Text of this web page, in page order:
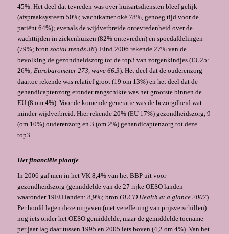
45%. Het deel dat tevreden was over huisartsdiensten bleef gelijk
(afspraaksysteem 50%; wachtkamer oké 78%, genoeg tijd voor de
patiënt 64%); evenals de wijdverbreide ontevredenheid over de
wachttijden in ziekenhuizen (82% ontevreden) en spoedafdelingen
(79%; bron social trends 38). Eind 2006 rekende 27% van de
bevolking de gezondheidszorg tot de top3 van zorgenkindjes (EU25:
26%; Eurobarometer 273, wave 66.3). Het deel dat de ouderenzorg
daartoe rekende was relatief groot (19 om 13%) en het deel dat de
gehandicaptenzorg eronder rangschikte was het grootste binnen de
EU (8 om 4%). Voor de komende generatie was de bezorgdheid wat
minder wijdverbreid. Hier rekende 20% (EU 17%) gezondheidszorg, 9
(om 10%) ouderenzorg en 3 (om 2%) gehandicaptenzorg tot deze
top3.
Het financiële plaatje
In 2006 gaf men in het VK 8,4% van het BBP uit voor
gezondheidszorg (gemiddelde van de 27 rijke OESO landen
waaronder 19EU landen: 8,9%; bron OECD Health at a glance 2007).
Per hoofd lagen deze uitgaven (met vereffening van prijsverschillen)
nog iets onder het OESO gemiddelde, maar de gemiddelde toename
per jaar lag daar tussen 1995 en 2005 iets boven (4,2 om 4%). Van het